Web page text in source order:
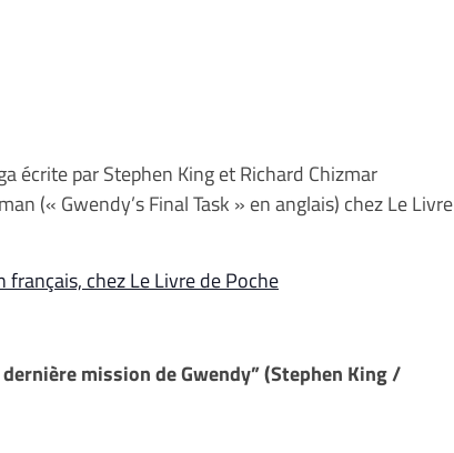
écrite par Stephen King et Richard Chizmar
(« Gwendy’s Final Task » en anglais) chez Le Livre
chez Le Livre de Poche
mission de Gwendy” (Stephen King /